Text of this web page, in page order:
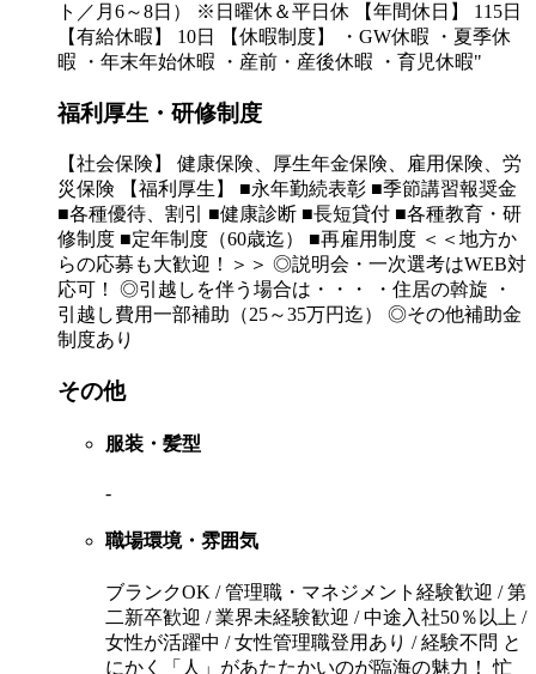
ト／月6～8日） ※日曜休＆平日休 【年間休日】 115日
【有給休暇】 10日 【休暇制度】 ・GW休暇 ・夏季休
暇 ・年末年始休暇 ・産前・産後休暇 ・育児休暇"
福利厚生・研修制度
【社会保険】 健康保険、厚生年金保険、雇用保険、労
災保険 【福利厚生】 ■永年勤続表彰 ■季節講習報奨金
■各種優待、割引 ■健康診断 ■長短貸付 ■各種教育・研
修制度 ■定年制度（60歳迄） ■再雇用制度 ＜＜地方か
らの応募も大歓迎！＞＞ ◎説明会・一次選考はWEB対
応可！ ◎引越しを伴う場合は・・・ ・住居の斡旋 ・
引越し費用一部補助（25～35万円迄） ◎その他補助金
制度あり
その他
服装・髪型
-
職場環境・雰囲気
ブランクOK / 管理職・マネジメント経験歓迎 / 第
二新卒歓迎 / 業界未経験歓迎 / 中途入社50％以上 /
女性が活躍中 / 女性管理職登用あり / 経験不問 と
にかく「人」があたたかいのが臨海の魅力！ 忙